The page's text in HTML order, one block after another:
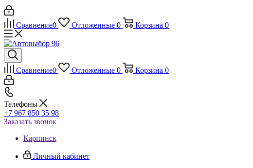
Сравнение0 Отложенные 0 Корзина 0
Сравнение0 Отложенные 0 Корзина 0
Телефоны
+7 967 850 35 98
Заказать звонок
Карпинск
Личный кабинет